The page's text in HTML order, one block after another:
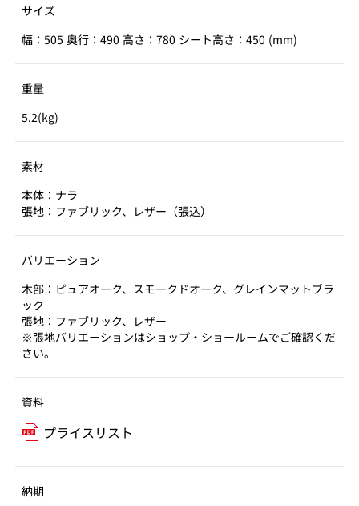
サイズ
幅：505 奥行：490 高さ：780 シート高さ：450 (mm)
重量
5.2(kg)
素材
本体：ナラ
張地：ファブリック、レザー（張込）
バリエーション
木部：ピュアオーク、スモークドオーク、グレインマットブラ
ック
張地：ファブリック、レザー
※張地バリエーションはショップ・ショールームでご確認くだ
さい。
資料
プライスリスト
納期